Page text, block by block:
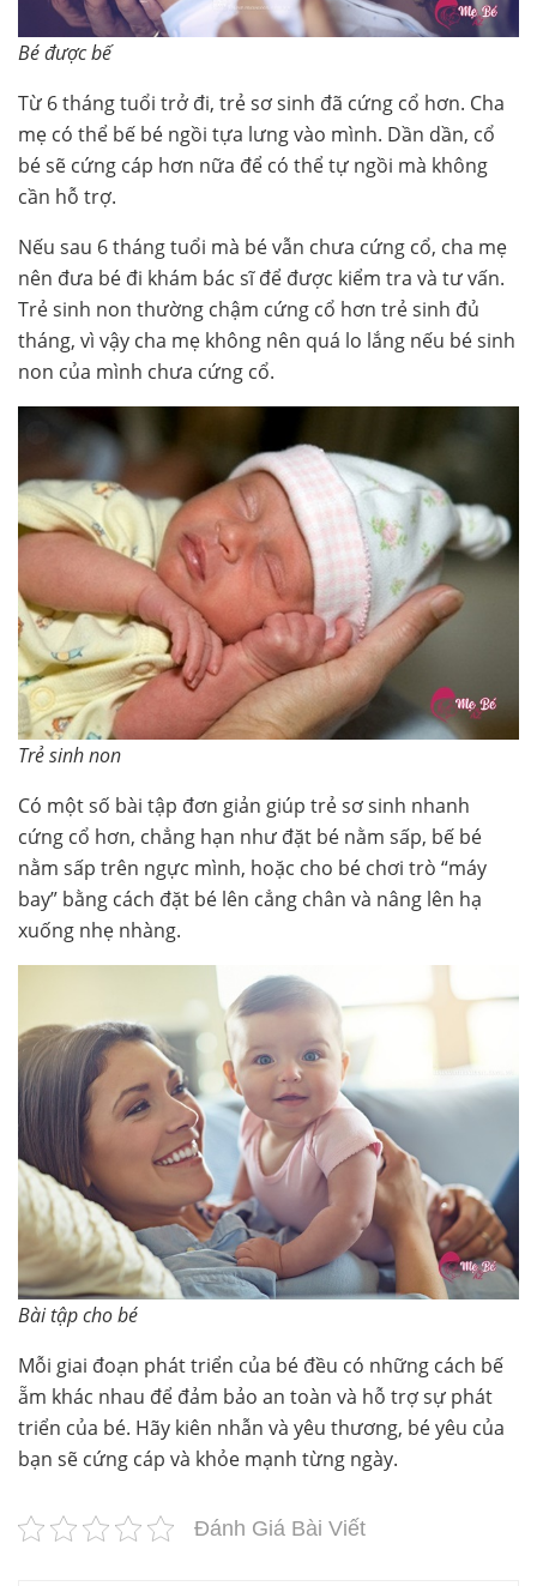
Bé được bế
Từ 6 tháng tuổi trở đi, trẻ sơ sinh đã cứng cổ hơn. Cha
mẹ có thể bế bé ngồi tựa lưng vào mình. Dần dần, cổ
bé sẽ cứng cáp hơn nữa để có thể tự ngồi mà không
cần hỗ trợ.
Nếu sau 6 tháng tuổi mà bé vẫn chưa cứng cổ, cha mẹ
nên đưa bé đi khám bác sĩ để được kiểm tra và tư vấn.
Trẻ sinh non thường chậm cứng cổ hơn trẻ sinh đủ
tháng, vì vậy cha mẹ không nên quá lo lắng nếu bé sinh
non của mình chưa cứng cổ.
Trẻ sinh non
Có một số bài tập đơn giản giúp trẻ sơ sinh nhanh
cứng cổ hơn, chẳng hạn như đặt bé nằm sấp, bế bé
nằm sấp trên ngực mình, hoặc cho bé chơi trò “máy
bay” bằng cách đặt bé lên cẳng chân và nâng lên hạ
xuống nhẹ nhàng.
Bài tập cho bé
Mỗi giai đoạn phát triển của bé đều có những cách bế
ẵm khác nhau để đảm bảo an toàn và hỗ trợ sự phát
triển của bé. Hãy kiên nhẫn và yêu thương, bé yêu của
bạn sẽ cứng cáp và khỏe mạnh từng ngày.
Đánh Giá Bài Viết